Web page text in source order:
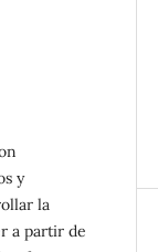
y
la
a partir de